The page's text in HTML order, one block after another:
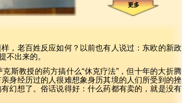
，老百姓反应如何？以前也有人说过：东欧的新政
不出来的。
教授的药方搞什么“休克疗法”，但十年的大折腾
身经历过的人很难想象身历其境的人们所受到的挫
幻想了。俗话说得好：什么药都有卖的，就是没有
更多